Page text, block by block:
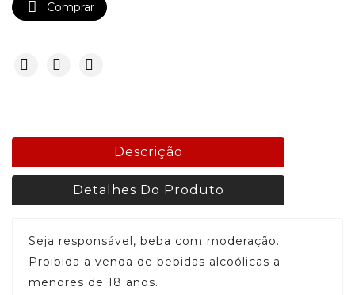
 Comprar
Descrição
Detalhes Do Produto
Seja responsável, beba com moderação.
Proibida a venda de bebidas alcoólicas a
menores de 18 anos.